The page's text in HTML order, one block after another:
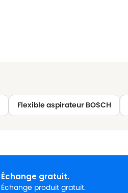
Flexible aspirateur BOSCH
Échange gratuit.
Échange produit gratuit.